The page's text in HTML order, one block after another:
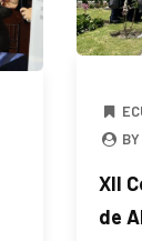
XII
de